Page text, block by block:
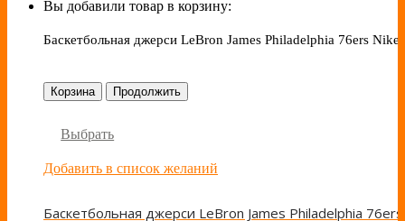
Вы добавили товар в корзину:
Баскетбольная джерси LeBron James Philadelphia 76ers Nike
Корзина Продолжить
Выбрать
Добавить в список желаний